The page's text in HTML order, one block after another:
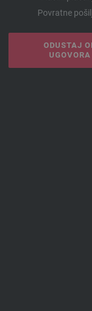
Povratne
ODUSTAJ
UGOVORA